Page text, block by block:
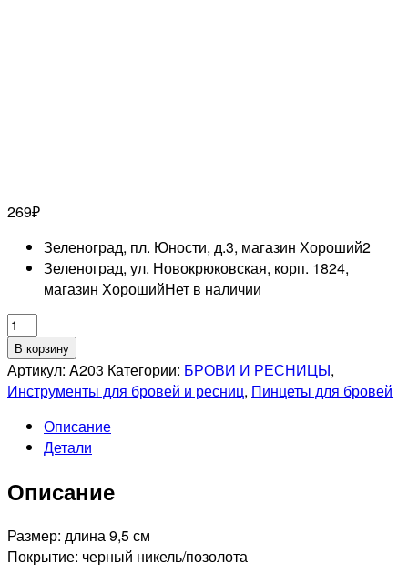
269₽
Зеленоград, пл. Юности, д.3, магазин Хороший2
Зеленоград, ул. Новокрюковская, корп. 1824,
магазин ХорошийНет в наличии
Количество
товара
MERTZ
A203
диагональный
В корзину
Артикул: A203 Категории: БРОВИ И РЕСНИЦЫ,
Инструменты для бровей и ресниц, Пинцеты для бровей
Описание
Детали
Описание
Размер: длина 9,5 см
Покрытие: черный никель/позолота